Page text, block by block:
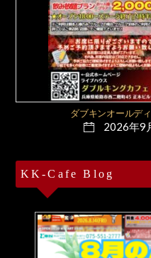
ダブキンオールデ
2026年9
KK-Cafe Blog